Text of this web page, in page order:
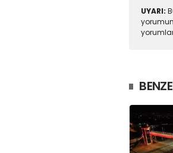
UYARI: